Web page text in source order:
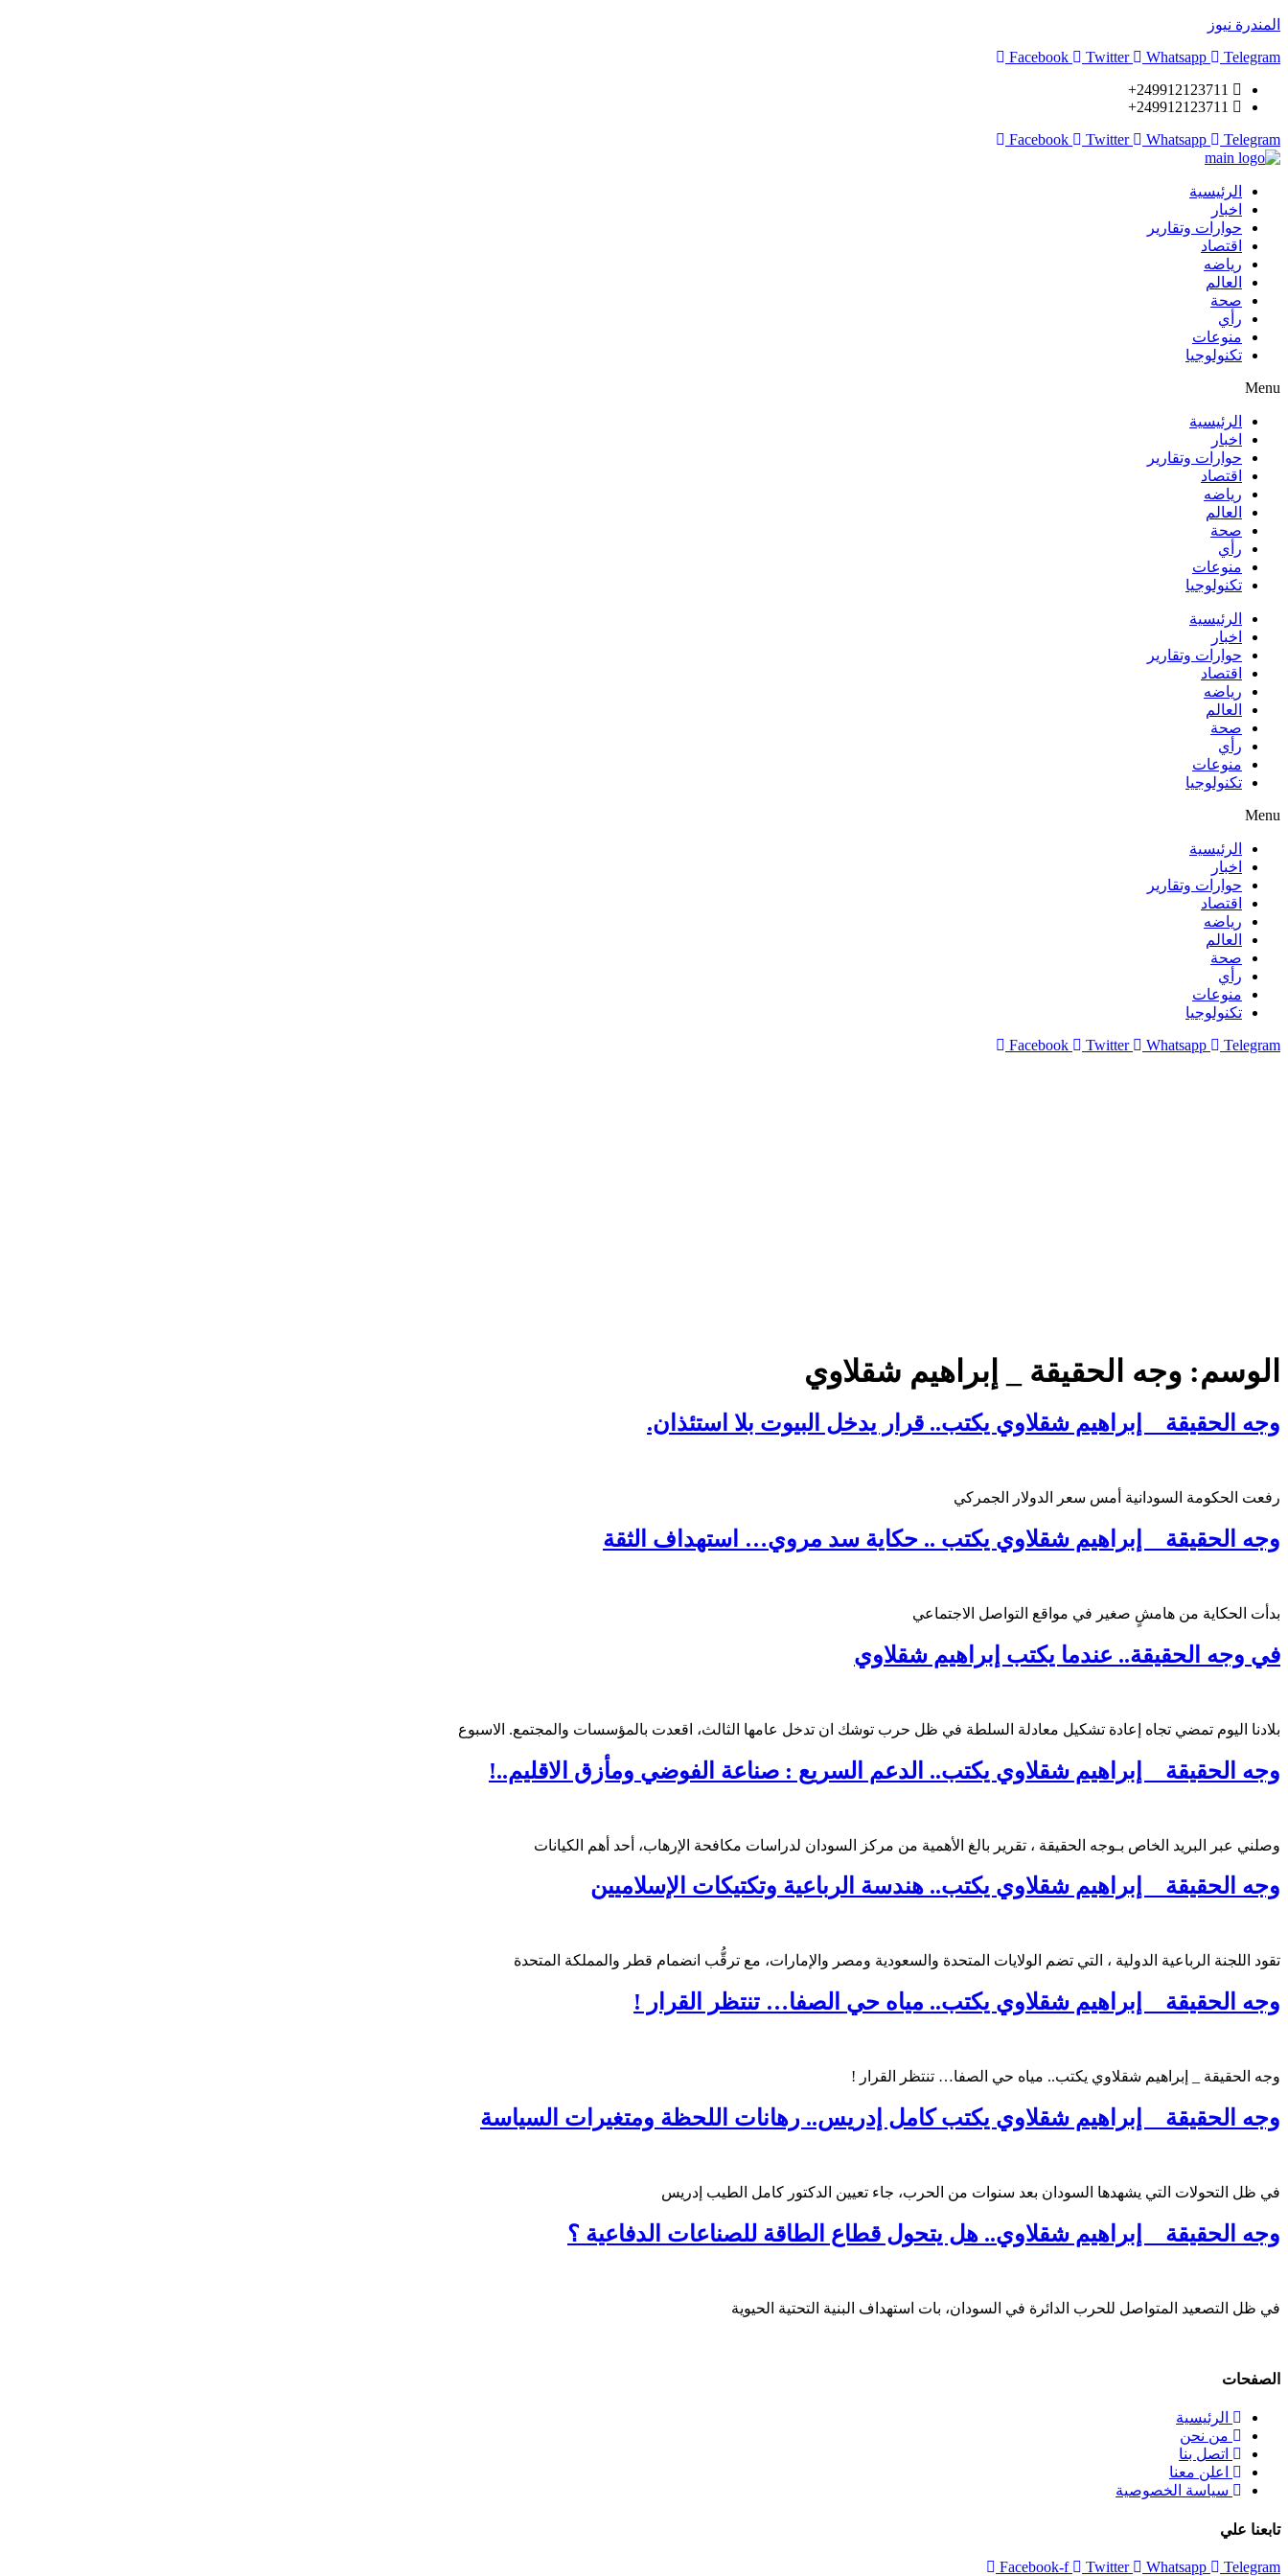
المندرة نيوز
Facebook
Twitter Whatsapp
Telegram
249912123711+
249912123711+
Facebook
Twitter Whatsapp Telegram
الرئيسية
اخبار
حوارات وتقارير
اقتصاد
رياضه
العالم
صحة
رأي
منوعات
تكنولوجيا
Menu
الرئيسية
اخبار
حوارات وتقارير
اقتصاد
رياضه
العالم
صحة
رأي
منوعات
تكنولوجيا
الرئيسية
اخبار
حوارات وتقارير
اقتصاد
رياضه
العالم
صحة
رأي
منوعات
تكنولوجيا
Menu
الرئيسية
اخبار
حوارات وتقارير
اقتصاد
رياضه
العالم
صحة
رأي
منوعات
تكنولوجيا
Facebook
Twitter Whatsapp Telegram
الوسم: وجه الحقيقة _ إبراهيم شقلاوي
وجه الحقيقة _ إبراهيم شقلاوي يكتب.. قرار يدخل البيوت بلا استئذان.
رفعت الحكومة السودانية أمس سعر الدولار الجمركي
وجه الحقيقة _ إبراهيم شقلاوي يكتب .. حكاية سد مروي… استهداف الثقة
بدأت الحكاية من هامشٍ صغير في مواقع التواصل الاجتماعي
في وجه الحقيقة.. عندما يكتب إبراهيم شقلاوي
بلادنا اليوم تمضي تجاه إعادة تشكيل معادلة السلطة في ظل حرب توشك ان تدخل عامها الثالث، اقعدت بالمؤسسات والمجتمع. الاسبوع
وجه الحقيقة _ إبراهيم شقلاوي يكتب.. الدعم السريع : صناعة الفوضي ومأزق الاقليم..!
وصلني عبر البريد الخاص بـوجه الحقيقة ، تقرير بالغ الأهمية من مركز السودان لدراسات مكافحة الإرهاب، أحد أهم الكيانات
وجه الحقيقة _ إبراهيم شقلاوي يكتب.. هندسة الرباعية وتكتيكات الإسلاميين
تقود اللجنة الرباعية الدولية ، التي تضم الولايات المتحدة والسعودية ومصر والإمارات، مع ترقُّب انضمام قطر والمملكة المتحدة
وجه الحقيقة _ إبراهيم شقلاوي يكتب.. مياه حي الصفا… تنتظر القرار !
وجه الحقيقة _ إبراهيم شقلاوي يكتب.. مياه حي الصفا… تنتظر القرار !
وجه الحقيقة _ إبراهيم شقلاوي يكتب كامل إدريس.. رهانات اللحظة ومتغيرات السياسة
في ظل التحولات التي يشهدها السودان بعد سنوات من الحرب، جاء تعيين الدكتور كامل الطيب إدريس
وجه الحقيقة _ إبراهيم شقلاوي.. هل يتحول قطاع الطاقة للصناعات الدفاعية ؟
في ظل التصعيد المتواصل للحرب الدائرة في السودان، بات استهداف البنية التحتية الحيوية
الصفحات
الرئيسية
من نحن
اتصل بنا
اعلن معنا
سياسة الخصوصية
تابعنا علي
Facebook-f Twitter Whatsapp Telegram